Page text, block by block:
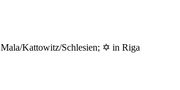
Kattowitz/Schlesien; ✡ in Riga